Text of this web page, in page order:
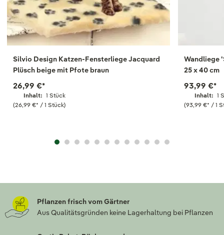
Silvio Design Katzen-Fensterliege Jacquard
Plüsch beige mit Pfote braun
Inhalt: 1 Stück
(26,99 €* / 1 Stück)
26,99 €*
Wandliege
25 x 40 cm
Inhalt: 1
(93,99 €* / 1
93,99 €*
Pflanzen frisch vom Gärtner
Aus Qualitätsgründen keine Lagerhaltung bei Pflanzen